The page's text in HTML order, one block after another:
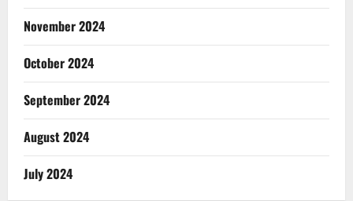
November 2024
October 2024
September 2024
August 2024
July 2024